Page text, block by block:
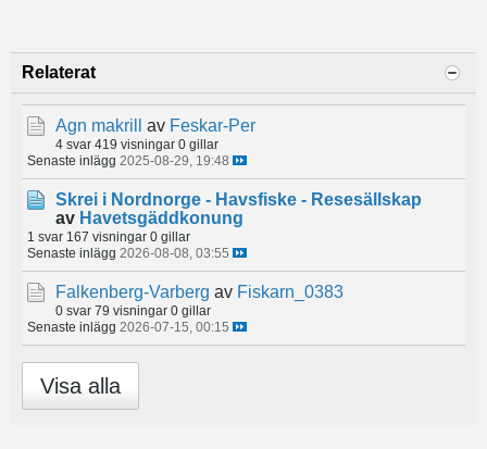
Relaterat
Agn makrill av Feskar-Per
4 svar 419 visningar 0 gillar
Senaste inlägg 2025-08-29, 19:48
Skrei i Nordnorge - Havsfiske - Resesällskap
av Havetsgäddkonung
1 svar 167 visningar 0 gillar
Senaste inlägg 2026-08-08, 03:55
Falkenberg-Varberg av Fiskarn_0383
0 svar 79 visningar 0 gillar
Senaste inlägg 2026-07-15, 00:15
Visa alla